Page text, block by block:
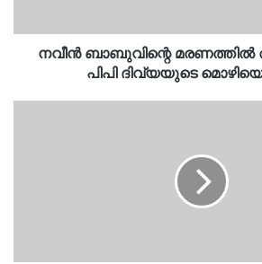
നവീൻ ബാബുവിന്റെ
പിപി ദിവ്യയുടെ